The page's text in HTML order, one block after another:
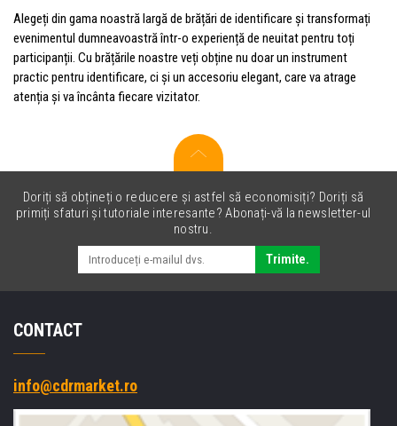
Alegeți din gama noastră largă de brățări de identificare și transformați
evenimentul dumneavoastră într-o experiență de neuitat pentru toți
participanții. Cu brățările noastre veți obține nu doar un instrument
practic pentru identificare, ci și un accesoriu elegant, care va atrage
atenția și va încânta fiecare vizitator.
Doriți să obțineți o reducere și astfel să economisiți? Doriți să
primiți sfaturi și tutoriale interesante? Abonați-vă la newsletter-ul
nostru.
Trimite.
CONTACT
info@cdrmarket.ro